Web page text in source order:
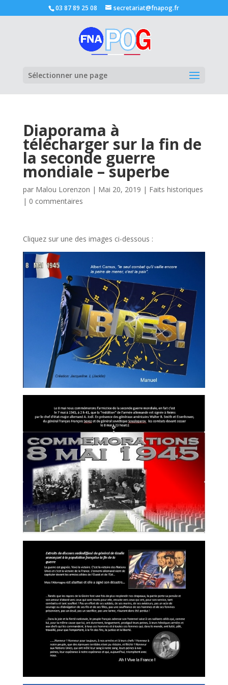
03 87 89 25 08 secretariat@fnapog.fr
Sélectionner une page
Diaporama à
télécharger sur la fin de
la seconde guerre
mondiale – superbe
par Malou Lorenzon | Mai 20, 2019 | Faits historiques
| 0 commentaires
Cliquez sur une des images ci-dessous :